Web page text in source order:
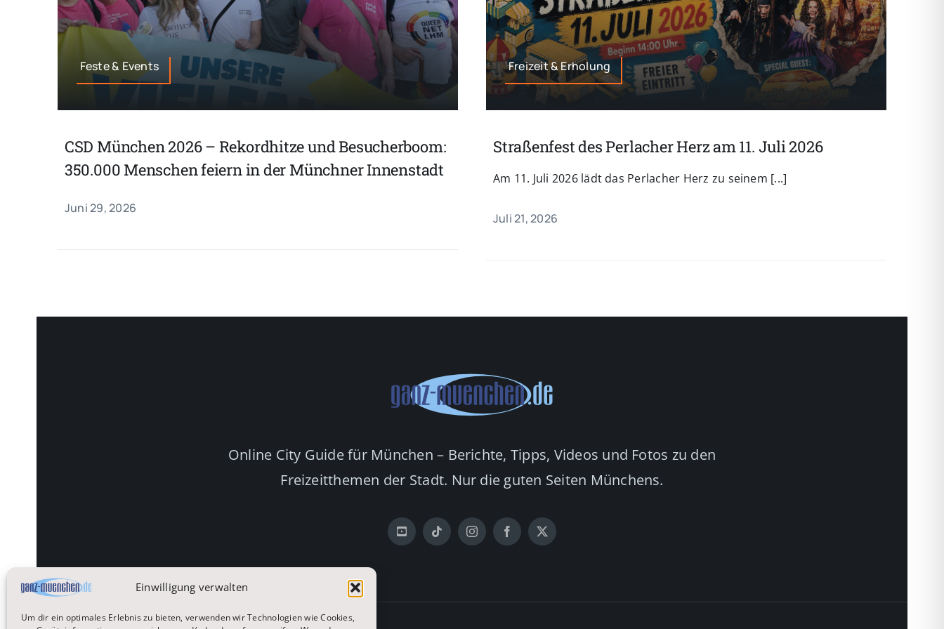
Einwilligung verwalten
Um dir ein optimales Erlebnis zu bieten, verwenden wir Technologien wie Cookies,
Feste & Events
CSD München 2026 – Rekordhitze und Besucherboom:
350.000 Menschen feiern in der Münchner Innenstadt
Juni 29, 2026
Freizeit & Erholung
Straßenfest des Perlacher Herz am 11. Juli 2026
Am 11. Juli 2026 lädt das Perlacher Herz zu seinem [...]
Juli 21, 2026
Online City Guide für München – Berichte, Tipps, Videos und Fotos zu den
Freizeitthemen der Stadt. Nur die guten Seiten Münchens.